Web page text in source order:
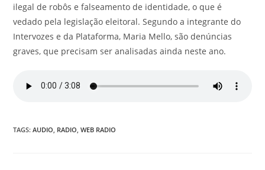
ilegal de robôs e falseamento de identidade, o que é
vedado pela legislação eleitoral. Segundo a integrante do
Intervozes e da Plataforma, Maria Mello, são denúncias
graves, que precisam ser analisadas ainda neste ano.
TAGS:AUDIO RADIO WEB RADIO